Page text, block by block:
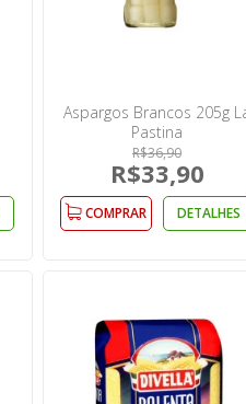
Aspargos Brancos 205g
Pastina
R$36,90
R$33,90
COMPRAR DETALHES